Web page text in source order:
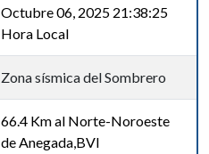
Octubre 06, 2025 21:38:25
Hora Local
Zona sísmica del Sombrero
66.4 Km al Norte-Noroeste
de Anegada,BVI